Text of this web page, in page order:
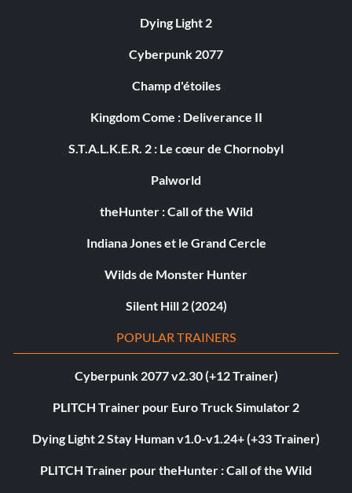
Dying Light 2
Cyberpunk 2077
Champ d'étoiles
Kingdom Come : Deliverance II
S.T.A.L.K.E.R. 2 : Le cœur de Chornobyl
Palworld
theHunter : Call of the Wild
Indiana Jones et le Grand Cercle
Wilds de Monster Hunter
Silent Hill 2 (2024)
POPULAR TRAINERS
Cyberpunk 2077 v2.30 (+12 Trainer)
PLITCH Trainer pour Euro Truck Simulator 2
Dying Light 2 Stay Human v1.0-v1.24+ (+33 Trainer)
PLITCH Trainer pour theHunter : Call of the Wild